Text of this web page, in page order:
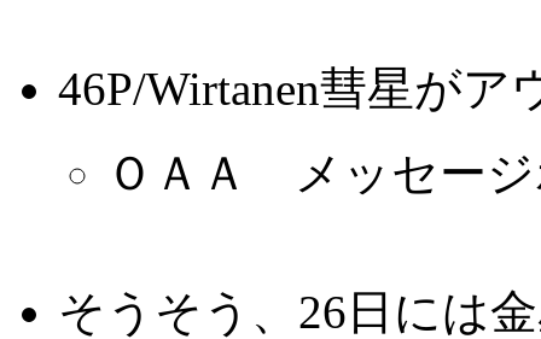
46P/Wirtanen彗星がア
ＯＡＡ メッセー
そうそう、26日には